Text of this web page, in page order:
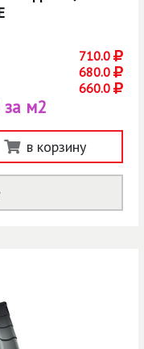
710.0
680.0
660.0
за м2
в корзину